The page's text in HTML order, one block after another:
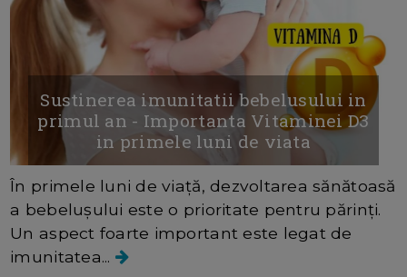
Sustinerea imunitatii bebelusului in
primul an - Importanta Vitaminei D3
in primele luni de viata
În primele luni de viață, dezvoltarea sănătoasă
a bebelușului este o prioritate pentru părinți.
Un aspect foarte important este legat de
imunitatea...